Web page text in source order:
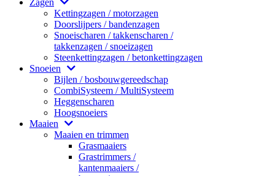
Zagen
Kettingzagen / motorzagen
Doorslijpers / bandenzagen
Snoeischaren / takkenscharen /
takkenzagen / snoeizagen
Steenkettingzagen / betonkettingzagen
Snoeien
Bijlen / bosbouwgereedschap
CombiSysteem / MultiSysteem
Heggenscharen
Hoogsnoeiers
Maaien
Maaien en trimmen
Grasmaaiers
Grastrimmers /
kantenmaaiers /